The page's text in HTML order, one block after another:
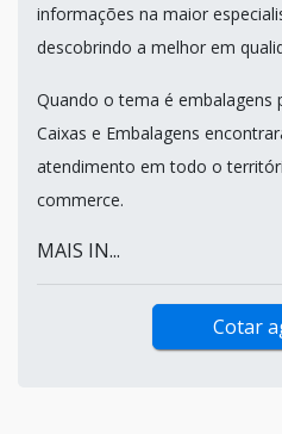
informações na maior
descobrindo a melhor em
Quando o tema é embalagens
Caixas e Embalagens
atendimento em todo o
commerce.
MAIS IN...
Cotar